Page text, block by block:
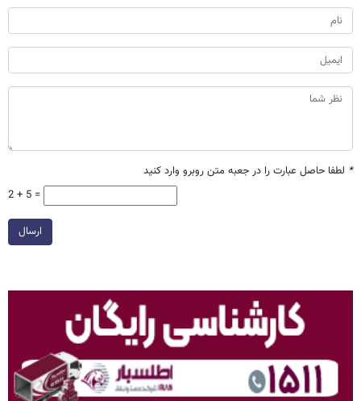
* لطفا حاصل عبارت را در جعبه متن روبرو وارد کنید
2 + 5 =
ارسال